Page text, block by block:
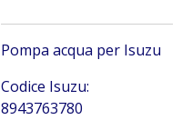
Pompa acqua per Isuzu
Codice Isuzu:
8943763780